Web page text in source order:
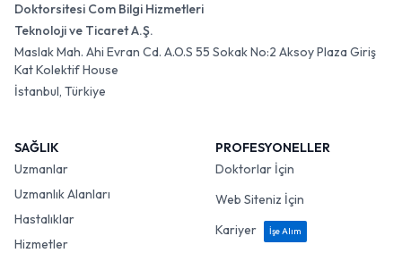
Doktorsitesi Com Bilgi Hizmetleri
Teknoloji ve Ticaret A.Ş.
Maslak Mah. Ahi Evran Cd. A.O.S 55 Sokak No:2 Aksoy Plaza Giriş
Kat Kolektif House
İstanbul, Türkiye
SAĞLIK
Uzmanlar
Uzmanlık Alanları
Hastalıklar
Hizmetler
PROFESYONELLER
Doktorlar İçin
Web Siteniz İçin
Kariyer
İşe Alım